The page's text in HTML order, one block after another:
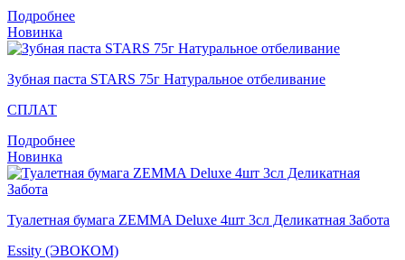
Подробнее
Новинка
Зубная паста STARS 75г Натуральное отбеливание
СПЛАТ
Подробнее
Новинка
Туалетная бумага ZEMMA Deluxe 4шт 3сл Деликатная Забота
Essity (ЭВОКОМ)